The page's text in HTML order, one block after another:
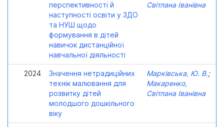
перспективності й
наступності освіти у ЗДО
та НУШ щодо
формування в дітей
навичок дистанційної
навчальної діяльності
Світлана Іванівна
2024
Значення нетрадиційних
технік малювання для
розвитку дітей
молодшого дошкільного
віку
Марківська, Ю. В.;
Макаренко,
Світлана Іванівна